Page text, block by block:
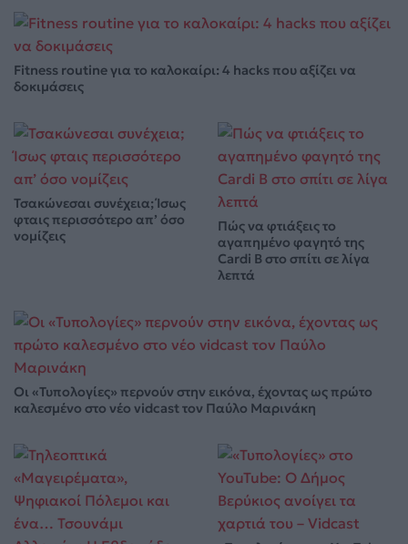
Fitness routine για το καλοκαίρι: 4 hacks που αξίζει να
δοκιμάσεις
Τσακώνεσαι συνέχεια; Ίσως
φταις περισσότερο απ’ όσο
νομίζεις
Πώς να φτιάξεις το
αγαπημένο φαγητό της
Cardi B στο σπίτι σε λίγα
λεπτά
Οι «Τυπολογίες» περνούν στην εικόνα, έχοντας ως πρώτο
καλεσμένο στο νέο vidcast τον Παύλο Μαρινάκη